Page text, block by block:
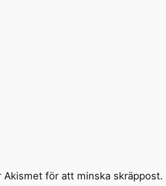
Akismet för att minska skräppost.